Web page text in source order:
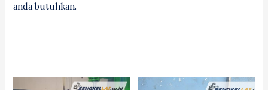
anda butuhkan.